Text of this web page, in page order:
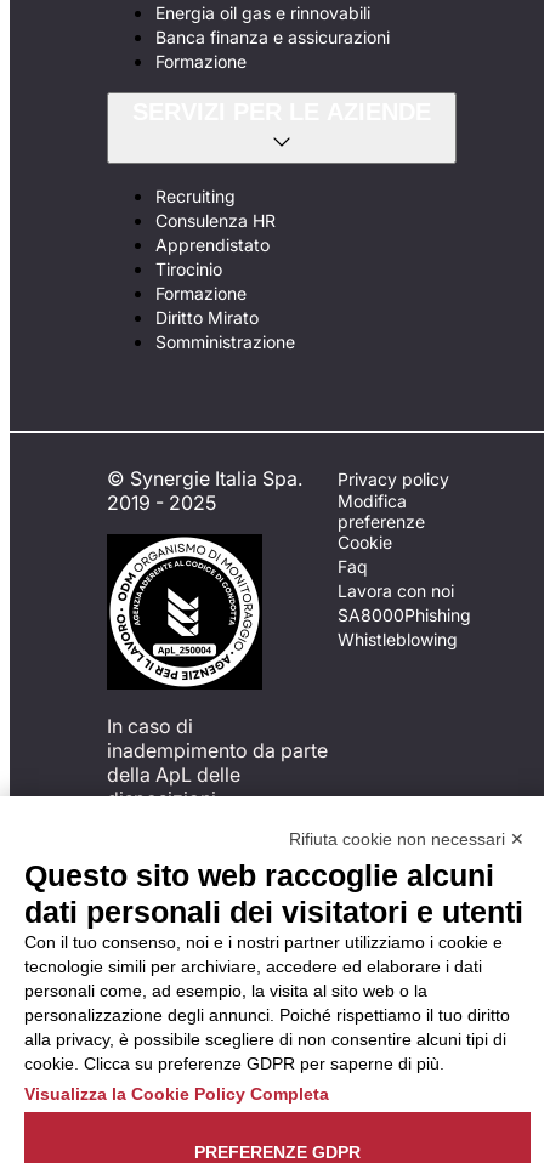
Energia oil gas e rinnovabili
Banca finanza e assicurazioni
Formazione
Recruiting
Consulenza HR
Apprendistato
Tirocinio
Formazione
Diritto Mirato
Somministrazione
© Synergie Italia Spa.
2019 - 2025
In caso di
inadempimento da parte
della ApL delle
disposizioni
possibile presentare un
reclamo
all’Organismo di
Monitoraggio utilizzando
una delle modalità
descritte al seguente
indirizzo web
https://odm-
agenzielavoro.it/reclami/.
Privacy policy
Modifica
preferenze
Cookie
Faq
Lavora con noi
SA8000Phishing
Whistleblowing
Rifiuta cookie non necessari ✕
Questo sito web raccoglie alcuni
dati personali dei visitatori e utenti
Con il tuo consenso, noi e i nostri partner utilizziamo i cookie e
tecnologie simili per archiviare, accedere ed elaborare i dati
personali come, ad esempio, la visita al sito web o la
personalizzazione degli annunci. Poiché rispettiamo il tuo diritto
alla privacy, è possibile scegliere di non consentire alcuni tipi di
cookie. Clicca su preferenze GDPR per saperne di più.
Visualizza la Cookie Policy Completa
PREFERENZE GDPR